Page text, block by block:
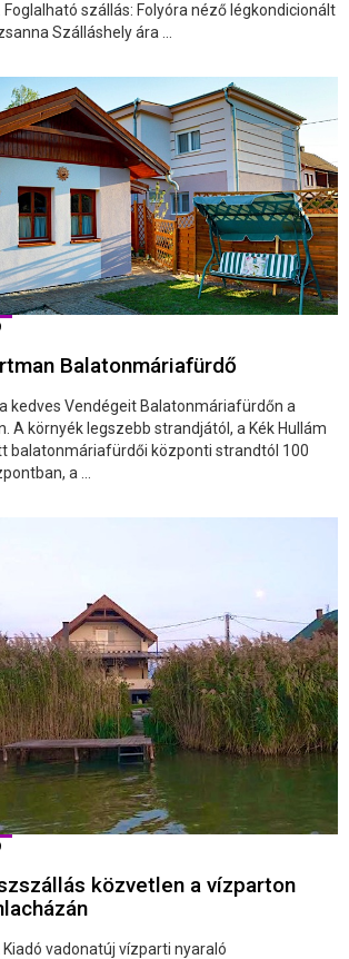
szállás: Folyóra néző légkondicionált
Szálláshely ára ...
Balatonmáriafürdő
kedves Vendégeit Balatonmáriafürdőn a
A környék legszebb strandjától, a Kék Hullám
balatonmáriafürdői központi strandtól 100
a ...
közvetlen a vízparton
Kiadó vadonatúj vízparti nyaraló